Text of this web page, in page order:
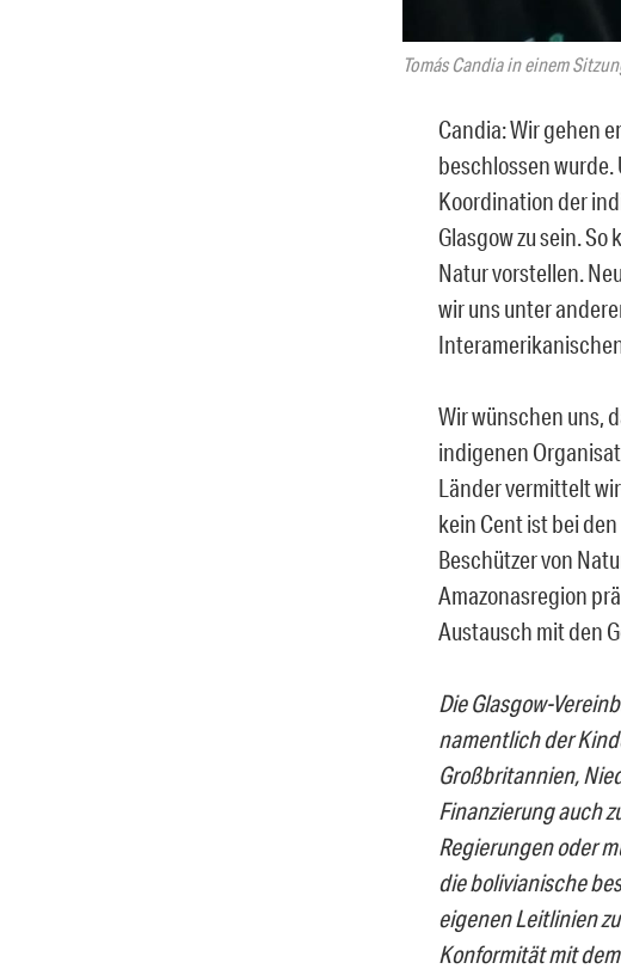
Tomás Candia in einem
Candia: Wir gehen
beschlossen wurde.
Koordination der
Glasgow zu sein.
Natur vorstellen.
wir uns unter
Wir wünschen uns,
indigenen
Länder vermittelt
kein Cent ist bei
Beschützer von
Amazonasregion
Austausch mit den
Die Glasgow-
namentlich der
Großbritannien,
Finanzierung auch
Regierungen oder
die bolivianische
eigenen Leitlinien
Konformität mit